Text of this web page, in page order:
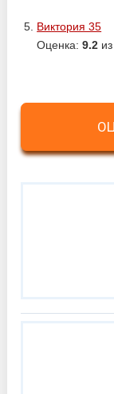
Виктория 35
Оценка:9.2